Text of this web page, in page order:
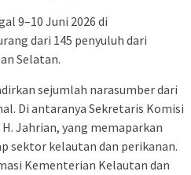
9–10 Juni 2026 di
dari 145 penyuluh dari
Selatan.
sejumlah narasumber dari
Di antaranya Sekretaris Komisi
Jahrian, yang memaparkan
sektor kelautan dan perikanan.
Kementerian Kelautan dan